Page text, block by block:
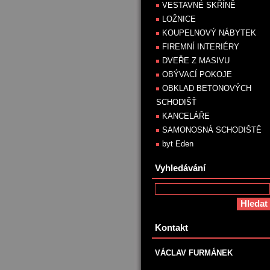
VESTAVNÉ SKŘÍNĚ
LOŽNICE
KOUPELNOVÝ NÁBYTEK
FIREMNÍ INTERIÉRY
DVEŘE Z MASIVU
OBÝVACÍ POKOJE
OBKLAD BETONOVÝCH
SCHODIŠŤ
KANCELÁŘE
SAMONOSNÁ SCHODIŠTĚ
byt Eden
Vyhledávání
Kontakt
VÁCLAV FURMÁNEK